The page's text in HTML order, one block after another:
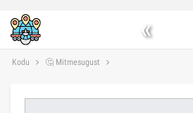
«
Kodu 🤔 Mitmesugust